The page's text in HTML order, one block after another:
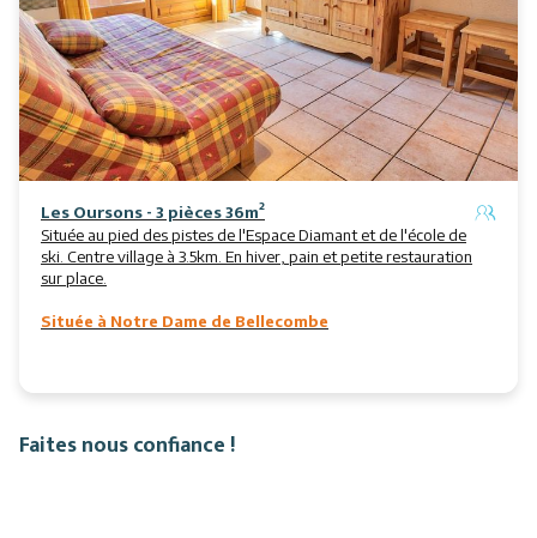
Les Oursons - 3 pièces 36m²
Située au pied des pistes de l'Espace Diamant et de l'école de
ski. Centre village à 3.5km. En hiver, pain et petite restauration
sur place.
Située à Notre Dame de Bellecombe
Faites nous confiance !